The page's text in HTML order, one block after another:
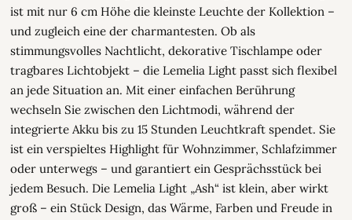
ist mit nur 6 cm Höhe die kleinste Leuchte der Kollektion –
und zugleich eine der charmantesten. Ob als
stimmungsvolles Nachtlicht, dekorative Tischlampe oder
tragbares Lichtobjekt – die Lemelia Light passt sich flexibel
an jede Situation an. Mit einer einfachen Berührung
wechseln Sie zwischen den Lichtmodi, während der
integrierte Akku bis zu 15 Stunden Leuchtkraft spendet. Sie
ist ein verspieltes Highlight für Wohnzimmer, Schlafzimmer
oder unterwegs – und garantiert ein Gesprächsstück bei
jedem Besuch. Die Lemelia Light „Ash“ ist klein, aber wirkt
groß – ein Stück Design, das Wärme, Farben und Freude in